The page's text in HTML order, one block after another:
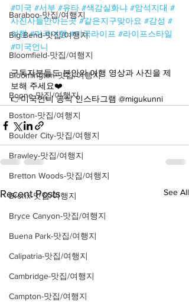
Baraboo-맛집/여행지
Big Bend-맛집/여행지
Bloomfield-맛집/여행지
Bloomington-맛집/여행지
Boone-맛집/여행지
Boston-맛집/여행지
Boulder City-맛집/여행지
Brawley-맛집/여행지
Bretton Woods-맛집/여행지
Bronx-맛집/여행지
Bryce Canyon-맛집/여행지
Buena Park-맛집/여행지
Calipatria-맛집/여행지
Cambridge-맛집/여행지
Campton-맛집/여행지
#미국 #서부 #유타 #색감실화냐 #암석지대 #
사진사들만아는곳 #같은지구맞아요 #감성 #
여행 #미국여행 #미국라이프 #라이프스타일
#미국언니
구독자분들도 본인의 여행 영상과 사진을 제
보해 주세요❤️
👉미국언니 공식 인스타그램 @migukunni
Recent Posts See All